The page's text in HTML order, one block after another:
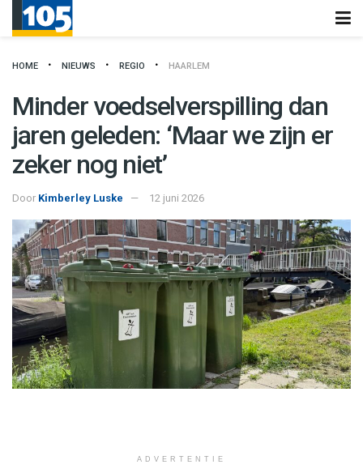
HOME NIEUWS REGIO HAARLEM
Minder voedselverspilling dan
jaren geleden: ‘Maar we zijn er
zeker nog niet’
Door Kimberley Luske 12 juni 2026
ADVERTENTIE